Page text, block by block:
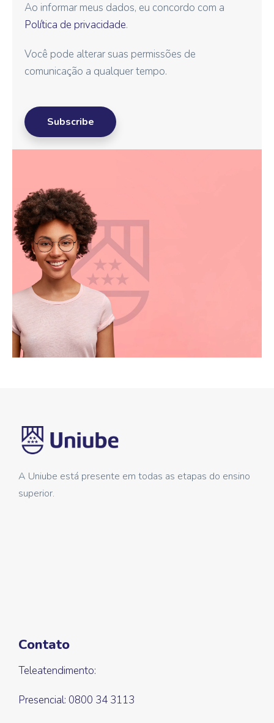
Ao informar meus dados, eu concordo com a
Política de privacidade.
Você pode alterar suas permissões de
comunicação a qualquer tempo.
A Uniube está presente em todas as etapas do ensino
superior.
Contato
Teleatendimento:
Presencial: 0800 34 3113